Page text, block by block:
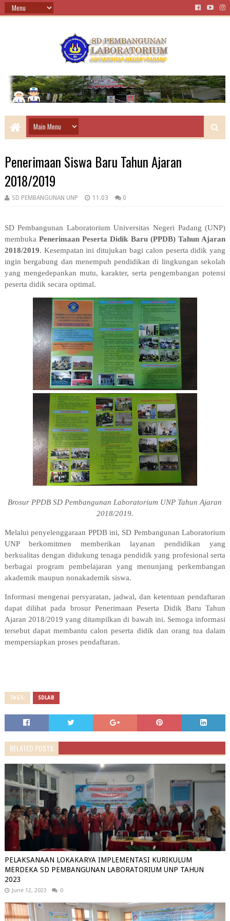
Penerimaan Siswa Baru Tahun Ajaran
2018/2019
SD PEMBANGUNAN UNP 11.03 0
SD Pembangunan Laboratorium Universitas Negeri Padang (UNP)
membukaPenerimaan Peserta Didik Baru (PPDB) Tahun Ajaran
2018/2019. Kesempatan ini ditujukan bagi calon peserta didik yang
ingin bergabung dan menempuh pendidikan di lingkungan sekolah
yang mengedepankan mutu, karakter, serta pengembangan potensi
peserta didik secara optimal.
Brosur PPDB SD Pembangunan Laboratorium UNP Tahun Ajaran
2018/2019.
Melalui penyelenggaraan PPDB ini, SD Pembangunan Laboratorium
UNP berkomitmen memberikan layanan pendidikan yang
berkualitas dengan didukung tenaga pendidik yang profesional serta
berbagai program pembelajaran yang menunjang perkembangan
akademik maupun nonakademik siswa.
Informasi mengenai persyaratan, jadwal, dan ketentuan pendaftaran
dapat dilihat pada brosur Penerimaan Peserta Didik Baru Tahun
Ajaran 2018/2019 yang ditampilkan di bawah ini. Semoga informasi
tersebut dapat membantu calon peserta didik dan orang tua dalam
mempersiapkan proses pendaftaran.
TAGS: SDLAB
RELATED POSTS
PELAKSANAAN LOKAKARYA IMPLEMENTASI KURIKULUM
MERDEKA SD PEMBANGUNAN LABORATORIUM UNP TAHUN
2023
June 12, 2023 0